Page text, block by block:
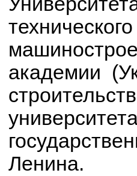
академии
Ленина.